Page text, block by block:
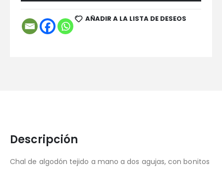
AÑADIR A LA LISTA DE DESEOS
Descripción
Chal de algodón tejido a mano a dos agujas, con bonitos